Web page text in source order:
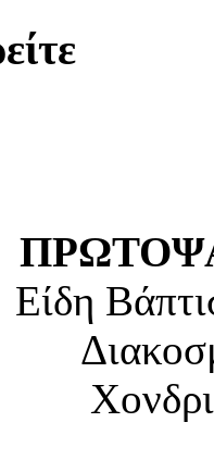
Είδη